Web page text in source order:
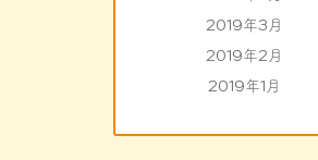
2019年3月
2019年2月
2019年1月